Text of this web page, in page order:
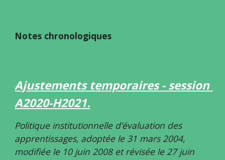
Notes chronologiques
Ajustements temporaires - session
A2020-H2021.
Politique institutionnelle d’évaluation des
apprentissages, adoptée le 31 mars 2004,
modifiée le 10 juin 2008 et révisée le 27 juin